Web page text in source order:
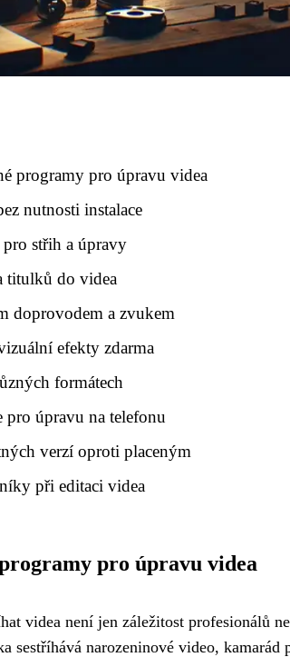
programy pro úpravu videa
nutnosti instalace
střih a úpravy
titulků do videa
doprovodem a zvukem
efekty zdarma
formátech
úpravu na telefonu
verzí oproti placeným
při editaci videa
pro úpravu videa
videa není jen záležitost profesionálů
sestříhává narozeninové video,